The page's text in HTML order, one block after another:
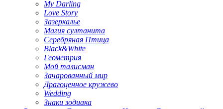
My Darling
Love Story
Зазеркалье
Магия султанита
Серебряная Птица
Black&White
Геометрия
Мой талисман
Зачарованный мир
Драгоценное кружево
Wedding
Знаки зодиака